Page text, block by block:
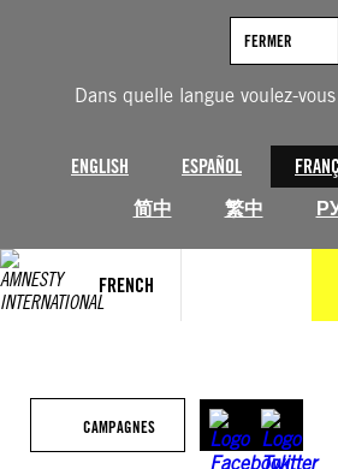
Dans quelle langue voulez-
ENGLISH ESPAÑOL
简中
繁中
FERMER
FRENCH
CAMPAGNES